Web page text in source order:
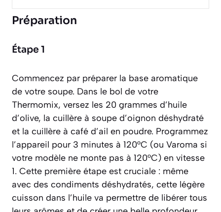
Préparation
Étape 1
Commencez par préparer la base aromatique
de votre soupe. Dans le bol de votre
Thermomix, versez les 20 grammes d’huile
d’olive, la cuillère à soupe d’oignon déshydraté
et la cuillère à café d’ail en poudre. Programmez
l’appareil pour 3 minutes à 120°C (ou Varoma si
votre modèle ne monte pas à 120°C) en vitesse
1. Cette première étape est cruciale : même
avec des condiments déshydratés, cette légère
cuisson dans l’huile va permettre de libérer tous